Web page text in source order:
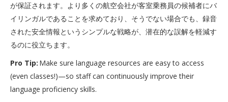
が保証されます。より多くの航空会社が客室乗務員の候補者にバ
イリンガルであることを求めており、そうでない場合でも、録音
された安全情報というシンプルな戦略が、潜在的な誤解を軽減す
るのに役立ちます。
Pro Tip: Make sure language resources are easy to access
(even classes!)—so staff can continuously improve their
language proficiency skills.